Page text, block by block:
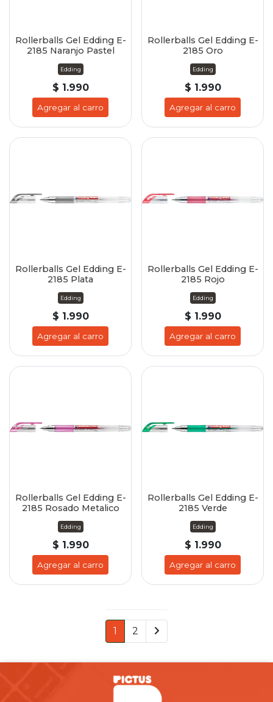
Rollerballs Gel Edding E-
2185 Naranjo Pastel
Edding
$ 1.990
Agregar al carro
Rollerballs Gel Edding E-
2185 Oro
Edding
$ 1.990
Agregar al carro
Rollerballs Gel Edding E-
2185 Plata
Edding
$ 1.990
Agregar al carro
Rollerballs Gel Edding E-
2185 Rojo
Edding
$ 1.990
Agregar al carro
Rollerballs Gel Edding E-
2185 Rosado Metalico
Edding
$ 1.990
Agregar al carro
Rollerballs Gel Edding E-
2185 Verde
Edding
$ 1.990
Agregar al carro
1 2